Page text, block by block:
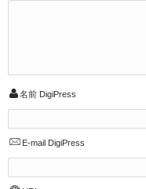
名前 DigiPress
E-mail DigiPress